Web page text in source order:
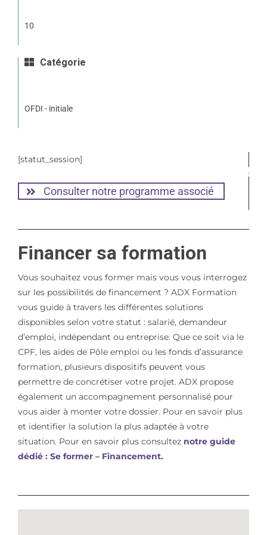
10
Catégorie
OFDI - initiale
[statut_session]
Consulter notre programme associé
Financer sa formation
Vous souhaitez vous former mais vous vous interrogez
sur les possibilités de financement ? ADX Formation
vous guide à travers les différentes solutions
disponibles selon votre statut : salarié, demandeur
d’emploi, indépendant ou entreprise. Que ce soit via le
CPF, les aides de Pôle emploi ou les fonds d’assurance
formation, plusieurs dispositifs peuvent vous
permettre de concrétiser votre projet. ADX propose
également un accompagnement personnalisé pour
vous aider à monter votre dossier. Pour en savoir plus
et identifier la solution la plus adaptée à votre
situation. Pour en savoir plus consulteznotre guide
dédié : Se former – Financement.